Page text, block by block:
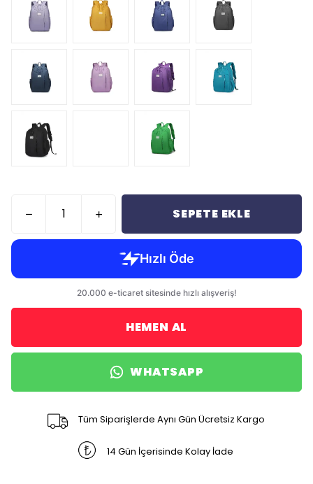
SEPETE EKLE
HEMEN AL
WHATSAPP
Tüm Siparişlerde Aynı Gün Ücretsiz Kargo
14 Gün İçerisinde Kolay İade